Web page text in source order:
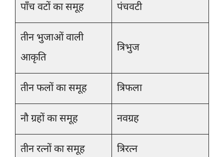
पाँच वटों का समूह पंचवटी
तीन भुजाओं वाली
आकृति
त्रिभुज
तीन फलों का समूह त्रिफला
नौ ग्रहों का समूह नवग्रह
तीन रत्नों का समूह त्रिरत्न